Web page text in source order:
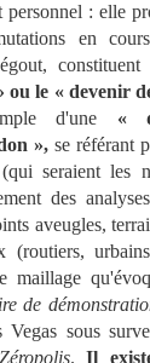
: elle
en
constituent
ou le « devenir
d'une «
», se référant
seraient les
des
aveugles,
(routiers,
maillage
de
sous
Zéropolis.Il